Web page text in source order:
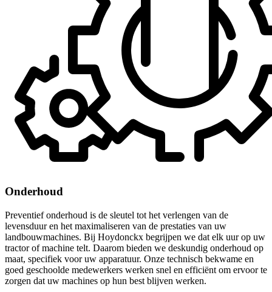
Onderhoud
Preventief onderhoud is de sleutel tot het verlengen van de
levensduur en het maximaliseren van de prestaties van uw
landbouwmachines. Bij Hoydonckx begrijpen we dat elk uur op uw
tractor of machine telt. Daarom bieden we deskundig onderhoud op
maat, specifiek voor uw apparatuur. Onze technisch bekwame en
goed geschoolde medewerkers werken snel en efficiënt om ervoor te
zorgen dat uw machines op hun best blijven werken.